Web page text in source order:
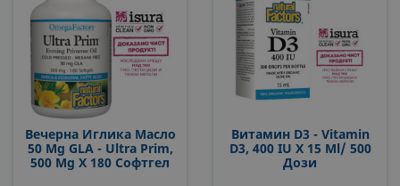
Вечерна Иглика Масло
50 Mg GLA - Ultra Prim,
500 Mg Х 180 Софтгел
Витамин D3 - Vitamin
D3, 400 IU X 15 Ml/ 500
Дози